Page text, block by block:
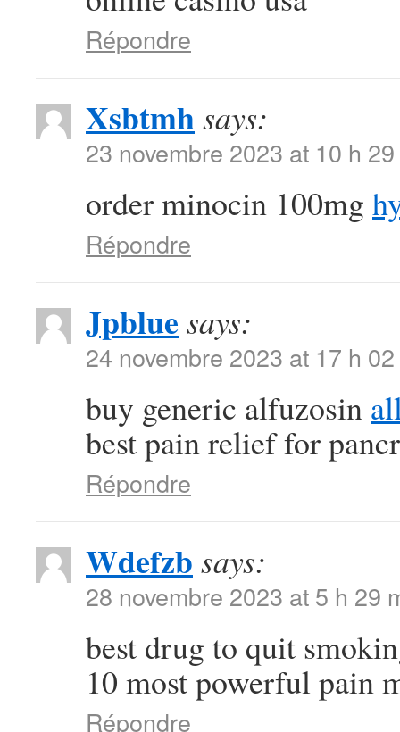
Répondre
Xsbtmhsays:
23 novembre 2023 at 10 h
order minocin 100mg
Répondre
Jpblue says:
24 novembre 2023 at 17 h
buy generic alfuzosin
best pain relief for
Répondre
Wdefzb says:
28 novembre 2023 at 5 h 29
best drug to quit
10 most powerful pain
Répondre